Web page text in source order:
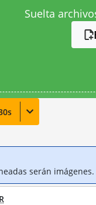
Suelta
s
serán imágenes.